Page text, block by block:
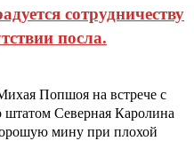
сотрудничеству
посла.
Попшоя на встрече с
штатом Северная Каролина
мину при плохой